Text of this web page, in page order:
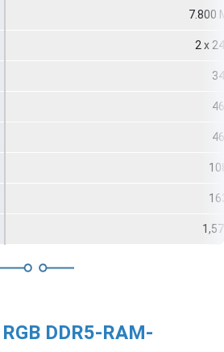
7.800
2 x
34
46
46
DDR5-RAM-